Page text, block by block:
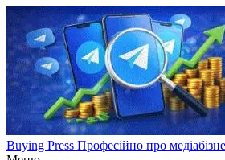
Buying Press Професійно про